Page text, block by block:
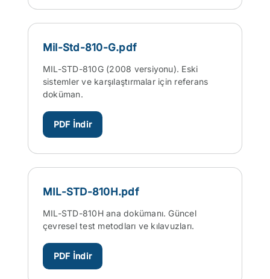
Mil-Std-810-G.pdf
MIL-STD-810G (2008 versiyonu). Eski
sistemler ve karşılaştırmalar için referans
doküman.
PDF İndir
MIL-STD-810H.pdf
MIL-STD-810H ana dokümanı. Güncel
çevresel test metodları ve kılavuzları.
PDF İndir